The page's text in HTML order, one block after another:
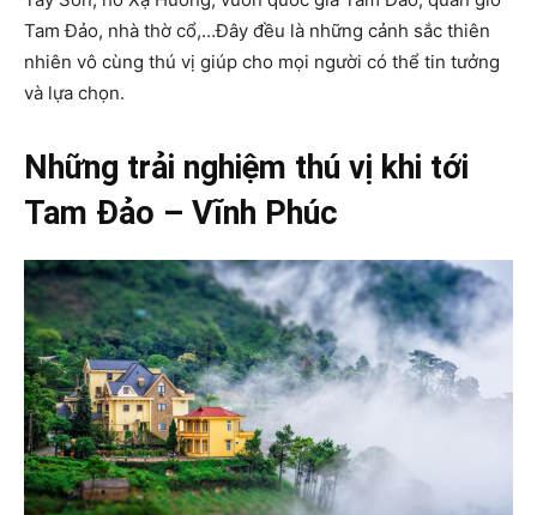
Tam Đảo, nhà thờ cổ,…Đây đều là những cảnh sắc thiên
nhiên vô cùng thú vị giúp cho mọi người có thể tin tưởng
và lựa chọn.
Những trải nghiệm thú vị khi tới
Tam Đảo – Vĩnh Phúc